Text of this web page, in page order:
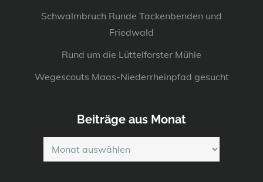
Schwalmbruch Runde Tackenbenden und
Friedwald
Rund um die Lüttelforster Mühle
Wegescouts Maas-Niederrheinpfad gesucht
Beiträge aus Monat
Beiträge
aus